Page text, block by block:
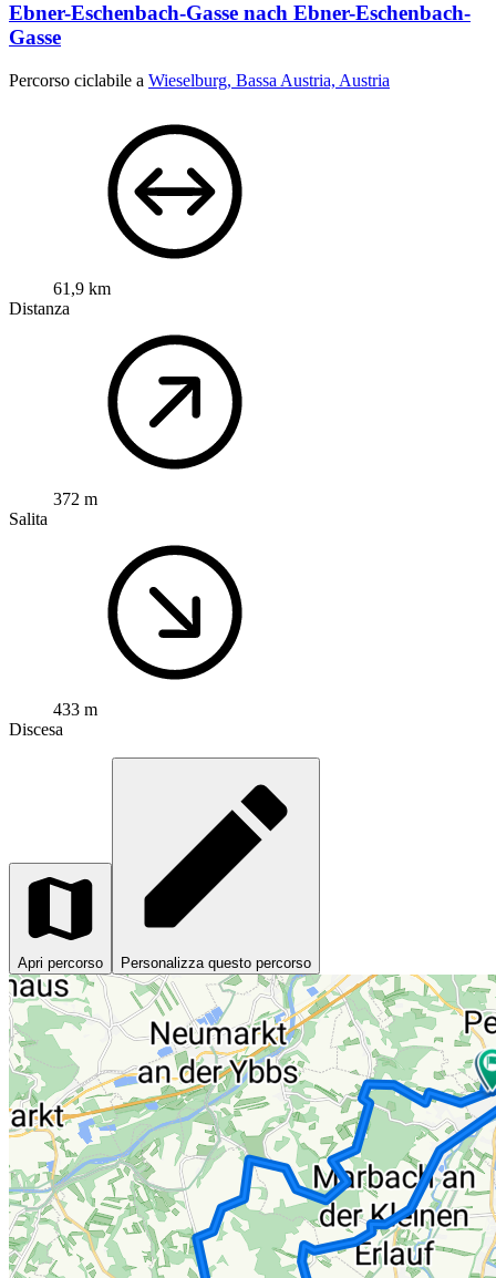
Ebner-Eschenbach-Gasse nach Ebner-Eschenbach-
Gasse
Percorso ciclabile a Wieselburg, Bassa Austria, Austria
61,9 km
Distanza
372 m
Salita
433 m
Discesa
Apri percorso Personalizza questo percorso